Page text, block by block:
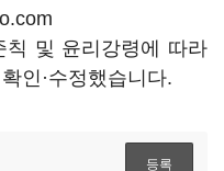
칙 및 윤리강령에 따라
인·수정했습니다.